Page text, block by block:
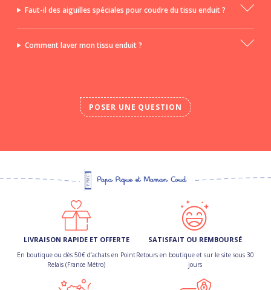
Faut-il des aiguilles spéciales pour coudre du tissu enduit ?
Comment laver mon tissu enduit ?
POSER UNE QUESTION
LIVRAISON RAPIDE ET OFFERTE
En boutique ou dès 50€ d’achats en Point
Relais (France Métro)
SATISFAIT OU REMBOURSÉ
Retours en boutique et sur le site sous 30
jours